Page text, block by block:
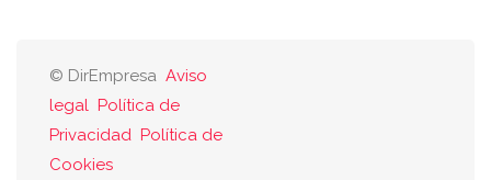
© DirEmpresa Aviso
legal Política de
Privacidad Política de
Cookies